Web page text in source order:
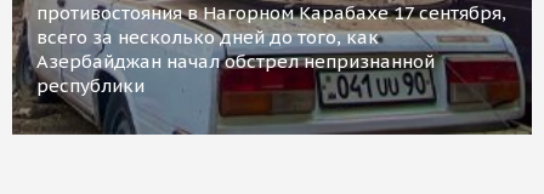
противостояния в Нагорном Карабахе 17 сентября,
всего за несколько дней до того, как
Азербайджан начал обстрел непризнанной
республики